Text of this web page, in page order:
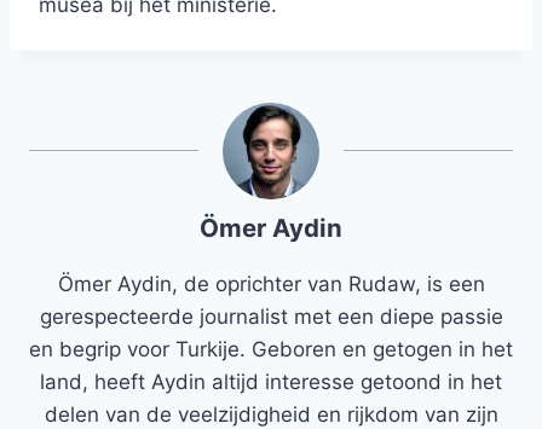
musea bij het ministerie.
Ömer Aydin
Ömer Aydin, de oprichter van Rudaw, is een
gerespecteerde journalist met een diepe passie
en begrip voor Turkije. Geboren en getogen in het
land, heeft Aydin altijd interesse getoond in het
delen van de veelzijdigheid en rijkdom van zijn